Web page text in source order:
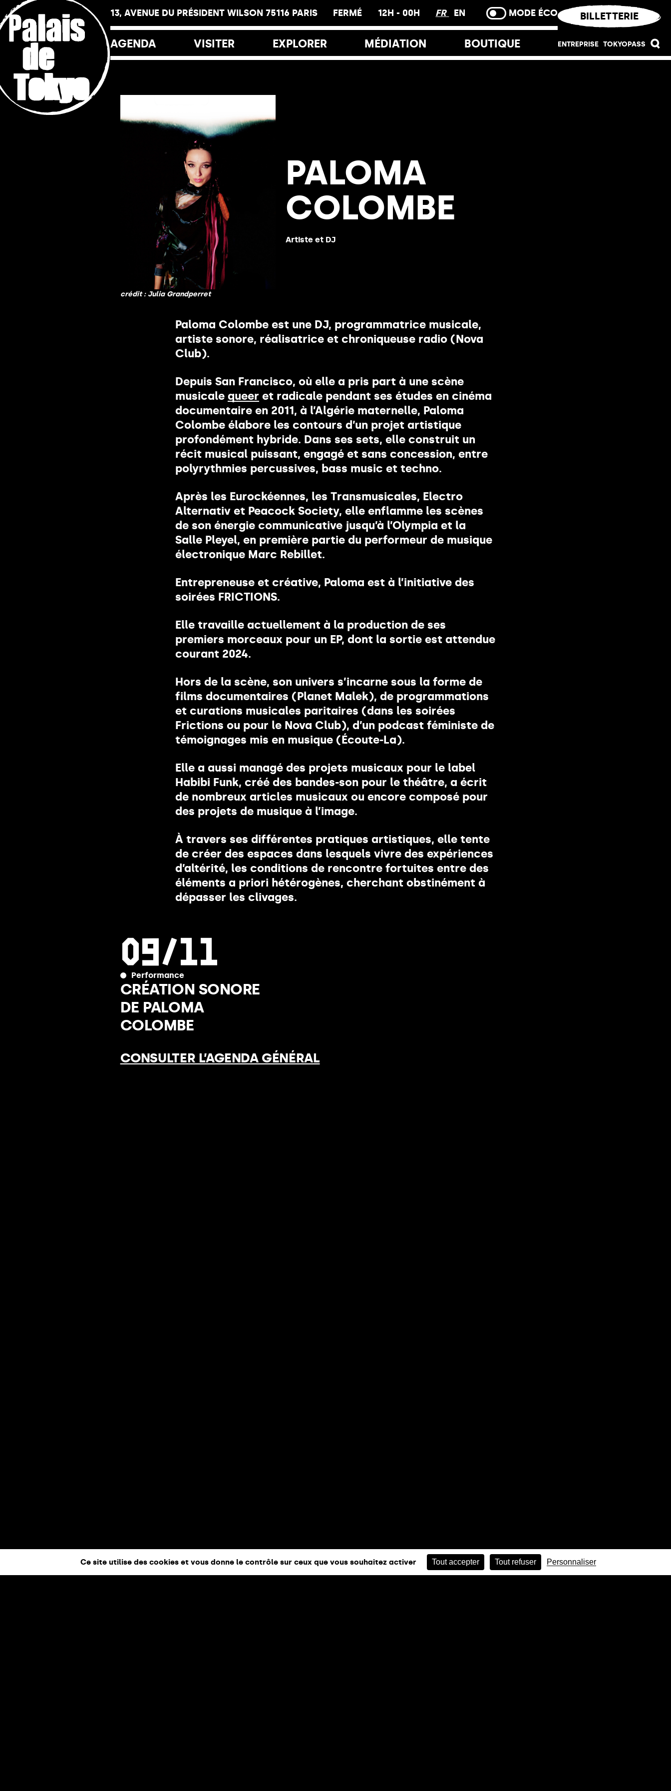
13, AVENUE DU PRÉSIDENT WILSON 75116 PARIS FERMÉ 12H - 00H FR EN MODE ÉCO
AGENDA VISITER
Tarifs
Le Palais de Tokyo
La Friche
La Librairie
Les Restaurants
Le Yoyo
Vous êtes ?
EXPLORER MÉDIATION
Inclusion
Glossaire
Hors les murs
BOUTIQUE
BILLETTERIE
ENTREPRISE TOKYOPASS
crédit : Julia Grandperret
PALOMA
COLOMBE
Artiste et DJ
Paloma Colombe est une DJ, programmatrice musicale,
artiste sonore, réalisatrice et chroniqueuse radio (Nova
Club).
Depuis San Francisco, où elle a pris part à une scène
musicale queer et radicale pendant ses études en cinéma
documentaire en 2011, à l’Algérie maternelle, Paloma
Colombe élabore les contours d’un projet artistique
profondément hybride. Dans ses sets, elle construit un
récit musical puissant, engagé et sans concession, entre
polyrythmies percussives, bass music et techno.
Après les Eurockéennes, les Transmusicales, Electro
Alternativ et Peacock Society, elle enflamme les scènes
de son énergie communicative jusqu’à l’Olympia et la
Salle Pleyel, en première partie du performeur de musique
électronique Marc Rebillet.
Entrepreneuse et créative, Paloma est à l’initiative des
soirées FRICTIONS.
Elle travaille actuellement à la production de ses
premiers morceaux pour un EP, dont la sortie est attendue
courant 2024.
Hors de la scène, son univers s’incarne sous la forme de
films documentaires (Planet Malek), de programmations
et curations musicales paritaires (dans les soirées
Frictions ou pour le Nova Club), d’un podcast féministe de
témoignages mis en musique (Écoute-La).
Elle a aussi managé des projets musicaux pour le label
Habibi Funk, créé des bandes-son pour le théâtre, a écrit
de nombreux articles musicaux ou encore composé pour
des projets de musique à l’image.
À travers ses différentes pratiques artistiques, elle tente
de créer des espaces dans lesquels vivre des expériences
d’altérité, les conditions de rencontre fortuites entre des
éléments a priori hétérogènes, cherchant obstinément à
dépasser les clivages.
09/11
Performance
CRÉATION SONORE
DE PALOMA
COLOMBE
CONSULTER L’AGENDA GÉNÉRAL
Panneau de gestion des cookies
Ce site utilise des cookies et vous donne le contrôle sur ceux que vous souhaitez activer Tout accepter Tout refuser Personnaliser